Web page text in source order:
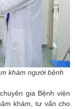
khám người bệnh
gia Bệnh viện
khám, tư vấn cho